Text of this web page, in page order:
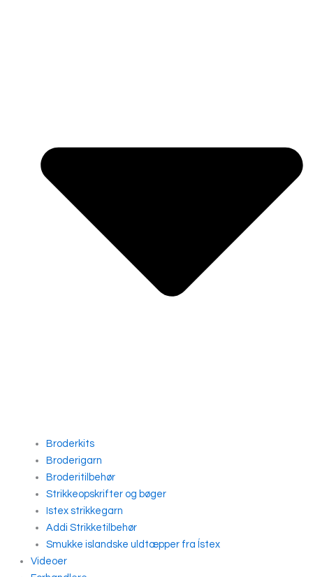
Broderkits
Broderigarn
Broderitilbehør
Strikkeopskrifter og bøger
Istex strikkegarn
Addi Strikketilbehør
Smukke islandske uldtæpper fra Ístex
Videoer